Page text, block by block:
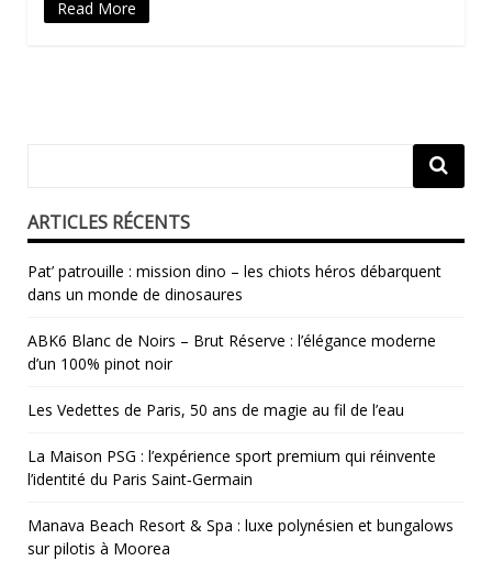
Read More
ARTICLES RÉCENTS
Pat’ patrouille : mission dino – les chiots héros débarquent
dans un monde de dinosaures
ABK6 Blanc de Noirs – Brut Réserve : l’élégance moderne
d’un 100% pinot noir
Les Vedettes de Paris, 50 ans de magie au fil de l’eau
La Maison PSG : l’expérience sport premium qui réinvente
l’identité du Paris Saint‑Germain
Manava Beach Resort & Spa : luxe polynésien et bungalows
sur pilotis à Moorea